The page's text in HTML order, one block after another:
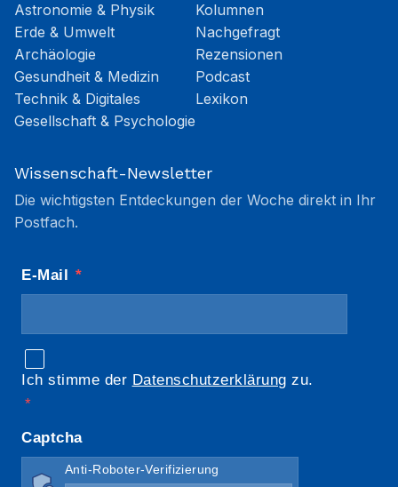
Astronomie & Physik
Erde & Umwelt
Archäologie
Gesundheit & Medizin
Technik & Digitales
Gesellschaft & Psychologie
Kolumnen
Nachgefragt
Rezensionen
Podcast
Lexikon
Wissenschaft-Newsletter
Die wichtigsten Entdeckungen der Woche direkt in Ihr
Postfach.